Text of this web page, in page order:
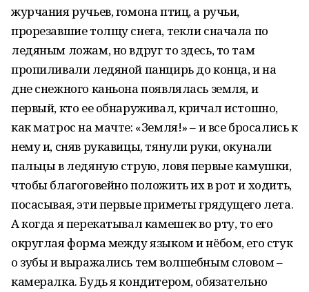
журчания ручьев, гомона птиц, а ручьи,
прорезавшие толщу снега, текли сначала по
ледяным ложам, но вдруг то здесь, то там
пропиливали ледяной панцирь до конца, и на
дне снежного каньона появлялась земля, и
первый, кто ее обнаруживал, кричал истошно,
как матрос на мачте: «Земля!» – и все бросались к
нему и, сняв рукавицы, тянули руки, окунали
пальцы в ледяную струю, ловя первые камушки,
чтобы благоговейно положить их в рот и ходить,
посасывая, эти первые приметы грядущего лета.
А когда я перекатывал камешек во рту, то его
округлая форма между языком и нёбом, его стук
о зубы и выражались тем волшебным словом –
камералка. Будь я кондитером, обязательно